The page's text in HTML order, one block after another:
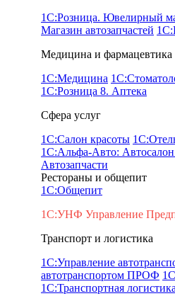
1С:Розница. Ювелирный
Магазин автозапчастей
Медицина и фармацевтика
1С:Медицина
1С:Розница 8. Аптека
Сфера услуг
1С:Салон красоты
1С:Альфа-Авто:
Автозапчасти
Рестораны и общепит
1С:Общепит
1С:УНФ Управление
Транспорт и логистика
1С:Управление
автотранспортом ПРОФ
1С:Транспортная логистика